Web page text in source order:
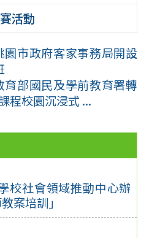
校社會領域推動中心辦
案培訓」
活動
園市政府客家事務局開設
育部國民及學前教育署轉
程校園沉浸式 ...